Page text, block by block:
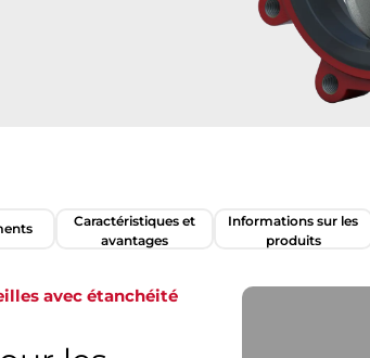
Caractéristiques et
avantages
Informations sur les
produits
avec étanchéité